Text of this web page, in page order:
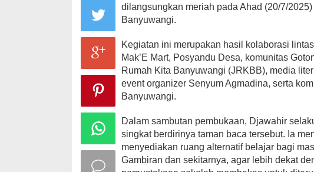
dilangsungkan meriah pada Ahad (20/7/
Banyuwangi.
Kegiatan ini merupakan hasil kolaborasi
Mak’E Mart, Posyandu Desa, komunitas
Rumah Kita Banyuwangi (JRKBB), media
event organizer Senyum Agmadina, serta
Banyuwangi.
Dalam sambutan pembukaan, Djawahir
singkat berdirinya taman baca tersebut. Ia
menyediakan ruang alternatif belajar bagi
Gambiran dan sekitarnya, agar lebih dekat